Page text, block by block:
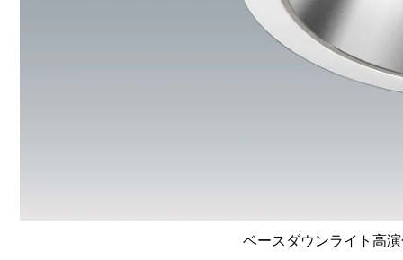
ベースダウンライト高